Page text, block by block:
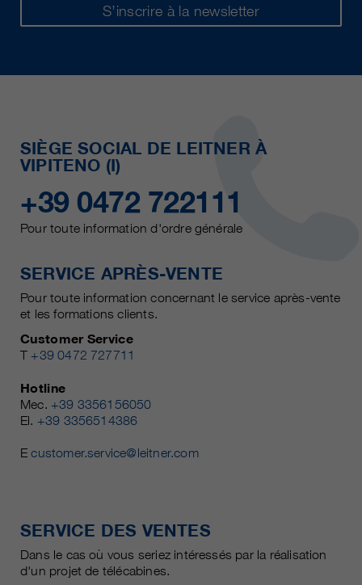
S’inscrire à la newsletter
SIÈGE SOCIAL DE LEITNER À
VIPITENO (I)
+39 0472 722111
Pour toute information d'ordre générale
SERVICE APRÈS-VENTE
Pour toute information concernant le service après-vente
et les formations clients.
Customer Service
T +39 0472 727711
Hotline
Mec. +39 3356156050
El. +39 3356514386
Ecustomer.service@leitner.com
SERVICE DES VENTES
Dans le cas où vous seriez intéressés par la réalisation
d'un projet de télécabines.